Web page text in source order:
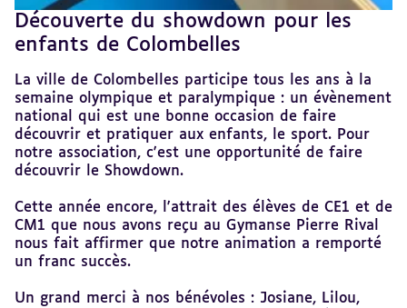
Découverte du showdown pour les
enfants de Colombelles
La ville de Colombelles participe tous les ans à la
semaine olympique et paralympique : un évènement
national qui est une bonne occasion de faire
découvrir et pratiquer aux enfants, le sport. Pour
notre association, c'est une opportunité de faire
découvrir le Showdown.
Cette année encore, l'attrait des élèves de CE1 et de
CM1 que nous avons reçu au Gymanse Pierre Rival
nous fait affirmer que notre animation a remporté
un franc succès.
Un grand merci à nos bénévoles : Josiane, Lilou,
Revenir
au
sommaire